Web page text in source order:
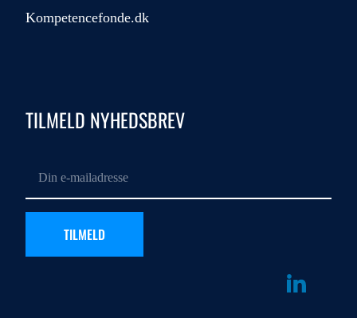
Kompetencefonde.dk
TILMELD NYHEDSBREV